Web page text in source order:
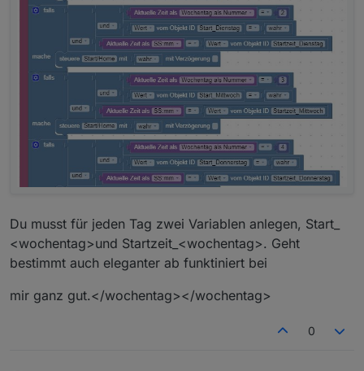
Du musst für jeden Tag zwei Variablen anlegen, Start_
<wochentag>und Startzeit_<wochentag>. Geht
bestimmt auch eleganter ab funktiniert bei
mir ganz gut.</wochentag></wochentag>
0